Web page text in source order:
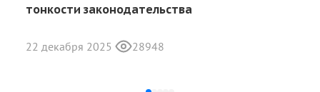
тонкости законодательства
22 декабря 2025 28948